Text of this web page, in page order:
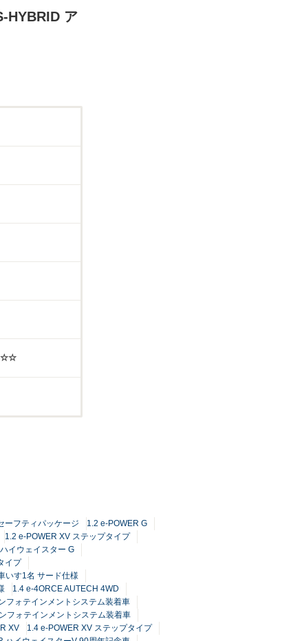
HYBRID ア
ーフティパッケージ
1.2 e-POWER G
1.2 e-POWER XV ステップタイプ
イウェイスター G
イプ
いす1名 サード仕様
1.4 e-4ORCE AUTECH 4WD
フォテインメントシステム装着車
フォテインメントシステム装着車
XV
1.4 e-POWER XV ステップタイプ